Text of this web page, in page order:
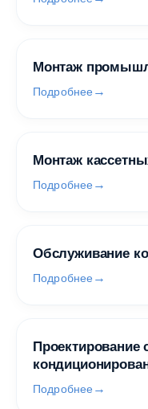
Монтаж
Подробнее
Монтаж
Подробнее
Обслуживание
Подробнее
Проектирование
Подробнее